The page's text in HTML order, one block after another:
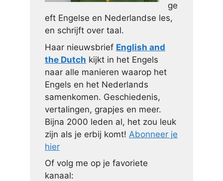
ge
eft Engelse en Nederlandse les,
en schrijft over taal.
Haar nieuwsbrief English and
the Dutch kijkt in het Engels
naar alle manieren waarop het
Engels en het Nederlands
samenkomen. Geschiedenis,
vertalingen, grapjes en meer.
Bijna 2000 leden al, het zou leuk
zijn als je erbij komt! Abonneer je
hier
Of volg me op je favoriete
kanaal: